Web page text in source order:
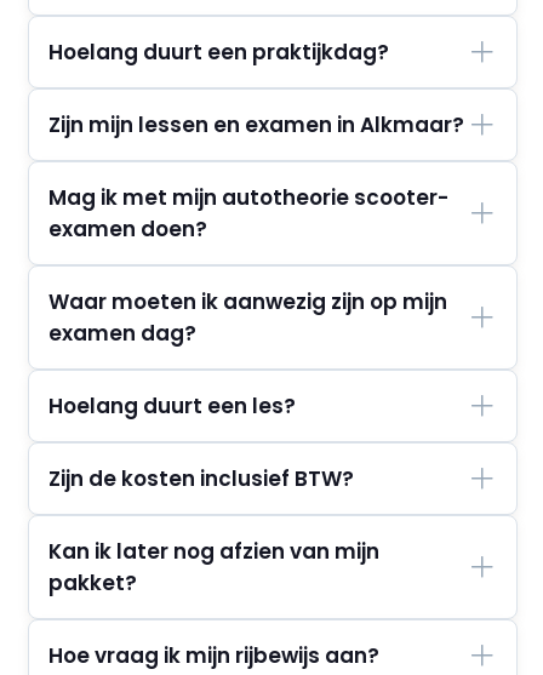
Hoelang duurt een praktijkdag?
Zijn mijn lessen en examen in Alkmaar?
Mag ik met mijn autotheorie scooter-
examen doen?
Waar moeten ik aanwezig zijn op mijn
examen dag?
Hoelang duurt een les?
Zijn de kosten inclusief BTW?
Kan ik later nog afzien van mijn
pakket?
Hoe vraag ik mijn rijbewijs aan?